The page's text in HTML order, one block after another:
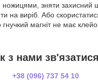
ножицями, зняти захисний
на виріб. Або
магніт не має
з нами зв'язатися
+38 (096) 737 54 10